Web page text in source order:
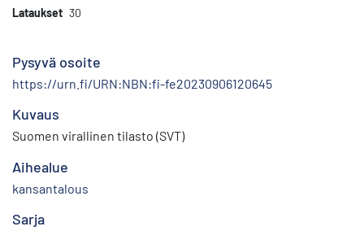
Lataukset 30
Pysyvä osoite
https://urn.fi/URN:NBN:fi-fe20230906120645
Kuvaus
Suomen virallinen tilasto (SVT)
Aihealue
kansantalous
Sarja